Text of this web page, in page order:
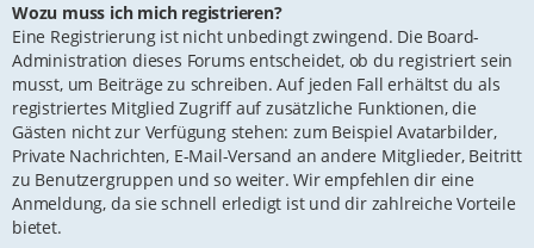
Wozu muss ich mich registrieren?
Eine Registrierung ist nicht unbedingt zwingend. Die Board-
Administration dieses Forums entscheidet, ob du registriert sein
musst, um Beiträge zu schreiben. Auf jeden Fall erhältst du als
registriertes Mitglied Zugriff auf zusätzliche Funktionen, die
Gästen nicht zur Verfügung stehen: zum Beispiel Avatarbilder,
Private Nachrichten, E-Mail-Versand an andere Mitglieder, Beitritt
zu Benutzergruppen und so weiter. Wir empfehlen dir eine
Anmeldung, da sie schnell erledigt ist und dir zahlreiche Vorteile
bietet.